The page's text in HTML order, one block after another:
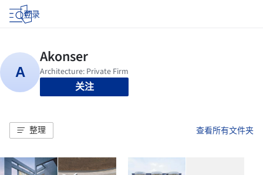
登录
关注
整理 查看所有文件夹